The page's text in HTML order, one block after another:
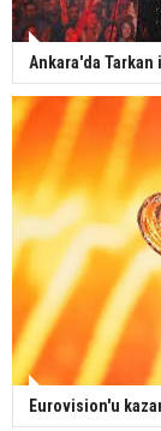
Ankara'da Tarkan
Eurovision'u